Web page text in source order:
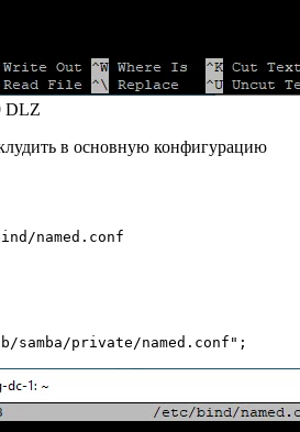
DLZ
в основную конфигурацию
named.conf
private/named.conf";